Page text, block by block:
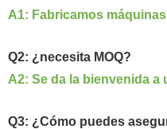
A1: Fabricamos
Q2: ¿necesita MOQ?
A2: Se da la bienvenida a
Q3: ¿Cómo puedes